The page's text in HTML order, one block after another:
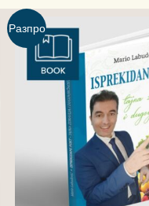
Разпро
дажба!